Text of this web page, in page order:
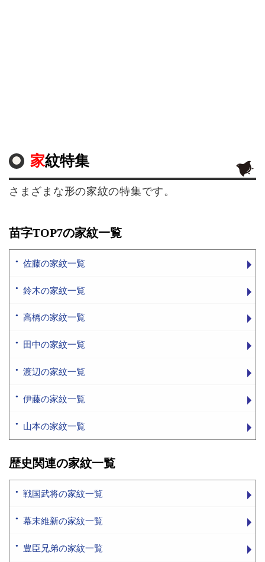
家紋特集
さまざまな形の家紋の特集です。
苗字TOP7の家紋一覧
佐藤の家紋一覧
鈴木の家紋一覧
高橋の家紋一覧
田中の家紋一覧
渡辺の家紋一覧
伊藤の家紋一覧
山本の家紋一覧
歴史関連の家紋一覧
戦国武将の家紋一覧
幕末維新の家紋一覧
豊臣兄弟の家紋一覧